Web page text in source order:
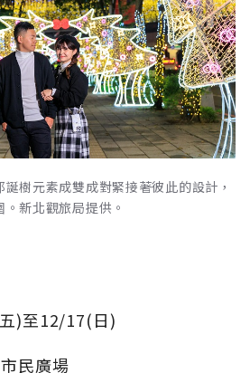
樹元素成雙成對緊接著彼此的設計，
新北觀旅局提供。
)至12/17(日)
民廣場